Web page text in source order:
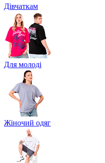
Дівчаткам
Для молоді
Жіночий одяг